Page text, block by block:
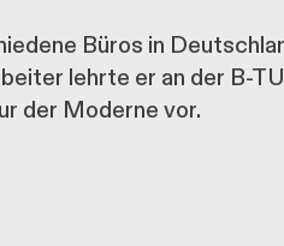
Büros in
lehrte er an der B-
der Moderne vor.